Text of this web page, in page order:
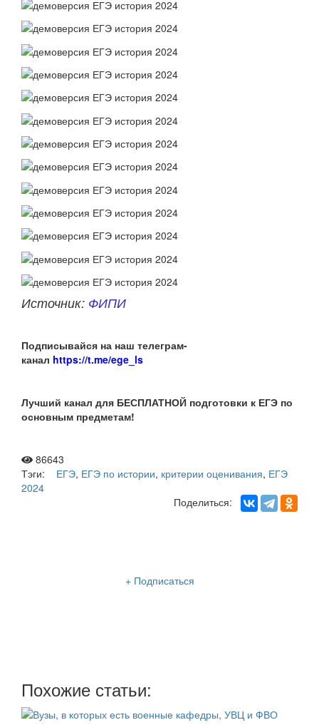
Источник: ФИПИ
Подписывайся на наш телеграм-
канал https://t.me/ege_ls
Лучший канал для БЕСПЛАТНОЙ подготовки к ЕГЭ по
основным предметам!
86643
Тэги:
ЕГЭ, ЕГЭ по истории, критерии оценивания, ЕГЭ
2024
Поделиться:
+ Подписаться
Похожие статьи: